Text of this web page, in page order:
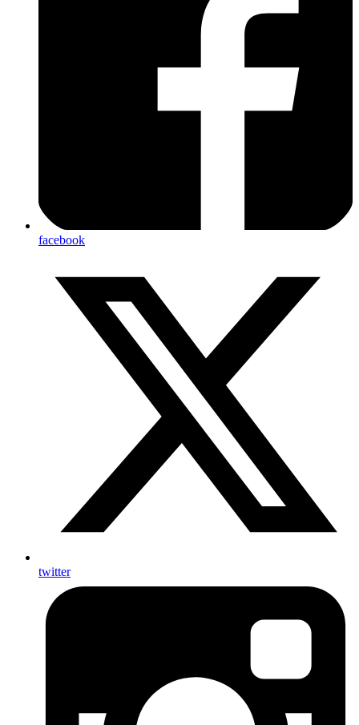
facebook
twitter